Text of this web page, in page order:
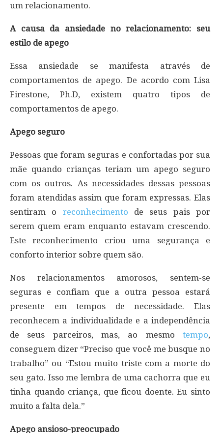
um relacionamento.
A causa da ansiedade no relacionamento: seu
estilo de apego
Essa ansiedade se manifesta através de
comportamentos de apego. De acordo com Lisa
Firestone, Ph.D, existem quatro tipos de
comportamentos de apego.
Apego seguro
Pessoas que foram seguras e confortadas por sua
mãe quando crianças teriam um apego seguro
com os outros. As necessidades dessas pessoas
foram atendidas assim que foram expressas. Elas
sentiram o reconhecimento de seus pais por
serem quem eram enquanto estavam crescendo.
Este reconhecimento criou uma segurança e
conforto interior sobre quem são.
Nos relacionamentos amorosos, sentem-se
seguras e confiam que a outra pessoa estará
presente em tempos de necessidade. Elas
reconhecem a individualidade e a independência
de seus parceiros, mas, ao mesmo tempo,
conseguem dizer “Preciso que você me busque no
trabalho” ou “Estou muito triste com a morte do
seu gato. Isso me lembra de uma cachorra que eu
tinha quando criança, que ficou doente. Eu sinto
muito a falta dela.”
Apego ansioso-preocupado